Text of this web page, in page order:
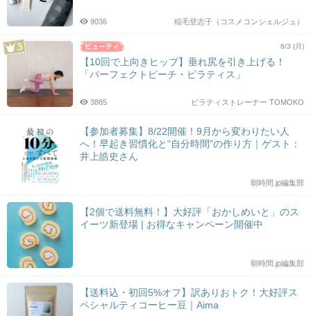
稲毛登志子（コスメコンシェルジュ）
9036
8/3 (月)
【10回で上向きヒップ】垂れ尻を引き上げる！
「パーフェクトピーチ・ピラティス」
ピラティストレーナー TOMOKO
3885
【参加者募集】8/22開催！9月から変わりたい人
へ！早起き習慣化と“自分時間”の作り方｜ゲスト：
井上皓史さん
朝時間.jp編集部
【2個で送料無料！】大好評「おかしめいと」のス
イーツ新登場 | お得なキャンペーン開催中
朝時間.jp編集部
【送料込・初回5%オフ】訳ありおトク！大好評ス
ペシャルティコーヒー豆｜Aima